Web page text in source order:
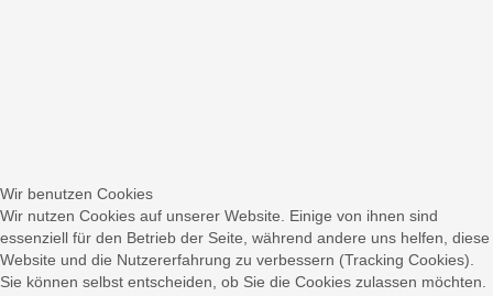
Wir benutzen Cookies
Wir nutzen Cookies auf unserer Website. Einige von ihnen sind
essenziell für den Betrieb der Seite, während andere uns helfen, diese
Website und die Nutzererfahrung zu verbessern (Tracking Cookies).
Sie können selbst entscheiden, ob Sie die Cookies zulassen möchten.